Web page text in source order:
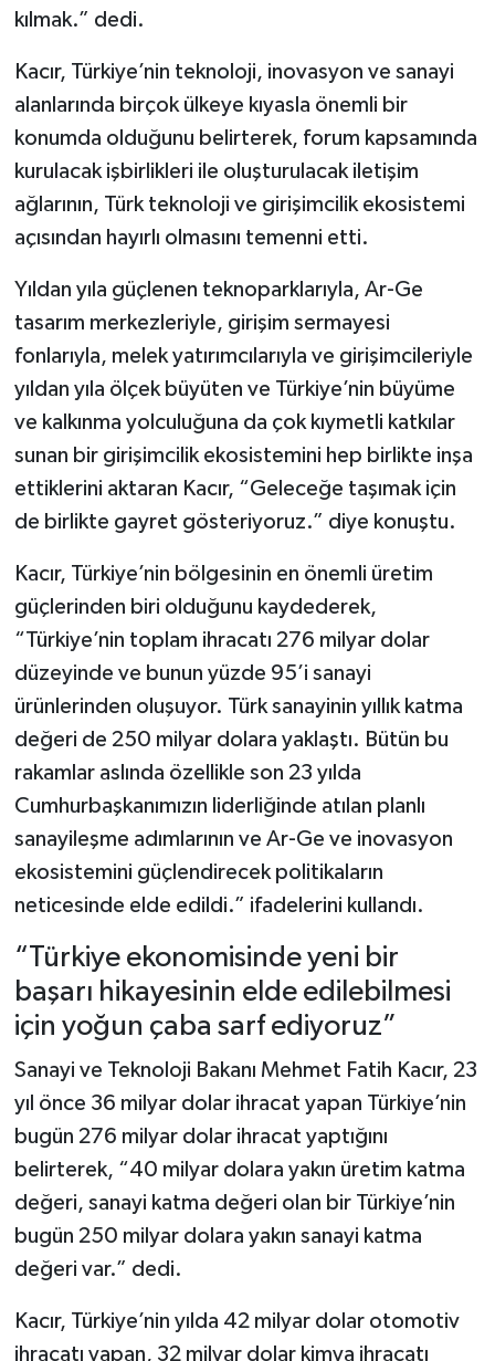
kılmak.” dedi.
Kacır, Türkiye’nin teknoloji, inovasyon ve sanayi
alanlarında birçok ülkeye kıyasla önemli bir
konumda olduğunu belirterek, forum kapsamında
kurulacak işbirlikleri ile oluşturulacak iletişim
ağlarının, Türk teknoloji ve girişimcilik ekosistemi
açısından hayırlı olmasını temenni etti.
Yıldan yıla güçlenen teknoparklarıyla, Ar-Ge
tasarım merkezleriyle, girişim sermayesi
fonlarıyla, melek yatırımcılarıyla ve girişimcileriyle
yıldan yıla ölçek büyüten ve Türkiye’nin büyüme
ve kalkınma yolculuğuna da çok kıymetli katkılar
sunan bir girişimcilik ekosistemini hep birlikte inşa
ettiklerini aktaran Kacır, “Geleceğe taşımak için
de birlikte gayret gösteriyoruz.” diye konuştu.
Kacır, Türkiye’nin bölgesinin en önemli üretim
güçlerinden biri olduğunu kaydederek,
“Türkiye’nin toplam ihracatı 276 milyar dolar
düzeyinde ve bunun yüzde 95’i sanayi
ürünlerinden oluşuyor. Türk sanayinin yıllık katma
değeri de 250 milyar dolara yaklaştı. Bütün bu
rakamlar aslında özellikle son 23 yılda
Cumhurbaşkanımızın liderliğinde atılan planlı
sanayileşme adımlarının ve Ar-Ge ve inovasyon
ekosistemini güçlendirecek politikaların
neticesinde elde edildi.” ifadelerini kullandı.
“Türkiye ekonomisinde yeni bir
başarı hikayesinin elde edilebilmesi
için yoğun çaba sarf ediyoruz”
Sanayi ve Teknoloji Bakanı Mehmet Fatih Kacır, 23
yıl önce 36 milyar dolar ihracat yapan Türkiye’nin
bugün 276 milyar dolar ihracat yaptığını
belirterek, “40 milyar dolara yakın üretim katma
değeri, sanayi katma değeri olan bir Türkiye’nin
bugün 250 milyar dolara yakın sanayi katma
değeri var.” dedi.
Kacır, Türkiye’nin yılda 42 milyar dolar otomotiv
ihracatı yapan, 32 milyar dolar kimya ihracatı